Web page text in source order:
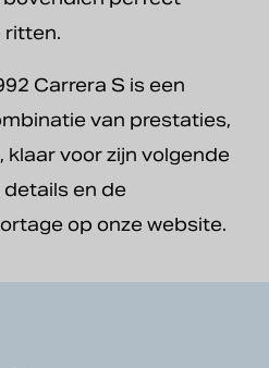
ritten.
Carrera S is een
van prestaties,
klaar voor zijn volgende
details en de
op onze website.